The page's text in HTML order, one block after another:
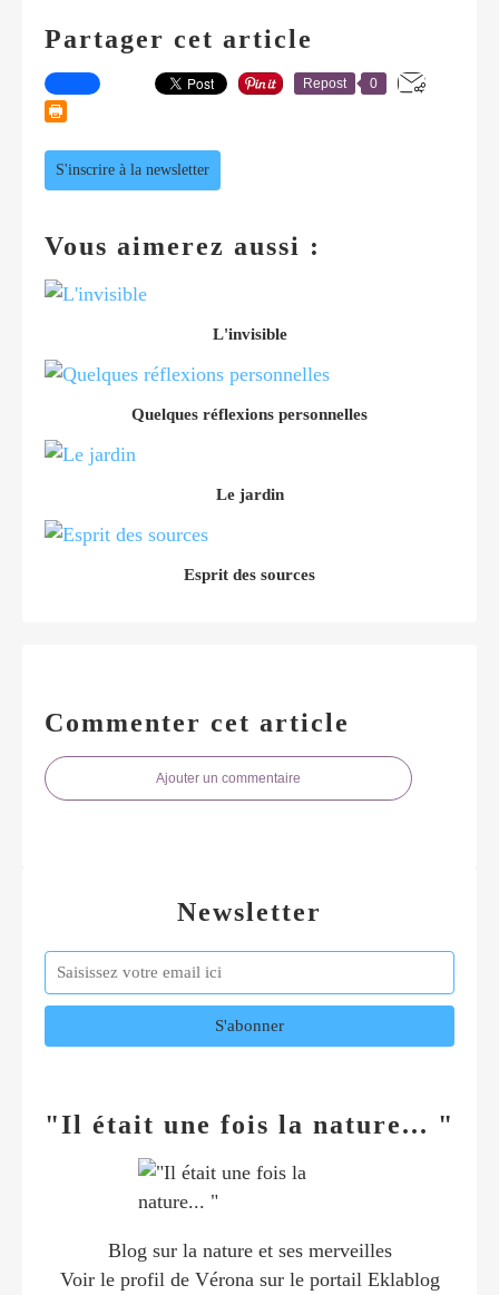
Partager cet article
Repost 0
S'inscrire à la newsletter
Vous aimerez aussi :
L'invisible
Quelques réflexions personnelles
Le jardin
Esprit des sources
Commenter cet article
Ajouter un commentaire
Newsletter
"Il était une fois la nature... "
Blog sur la nature et ses merveilles
Voir le profil de Vérona sur le portail Eklablog